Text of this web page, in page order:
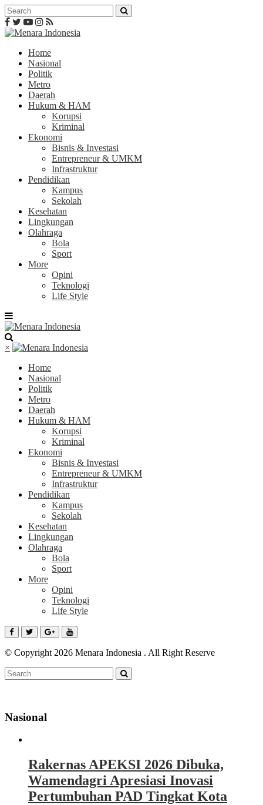
Home
Nasional
Politik
Metro
Daerah
Hukum & HAM
Korupsi
Kriminal
Ekonomi
Bisnis & Investasi
Entrepreneur & UMKM
Infrastruktur
Pendidikan
Kampus
Sekolah
Kesehatan
Lingkungan
Olahraga
Bola
Sport
More
Opini
Teknologi
Life Style
×
Home
Nasional
Politik
Metro
Daerah
Hukum & HAM
Korupsi
Kriminal
Ekonomi
Bisnis & Investasi
Entrepreneur & UMKM
Infrastruktur
Pendidikan
Kampus
Sekolah
Kesehatan
Lingkungan
Olahraga
Bola
Sport
More
Opini
Teknologi
Life Style
© Copyright 2026 Menara Indonesia . All Right Reserve
Nasional
Rakernas APEKSI 2026 Dibuka,
Wamendagri Apresiasi Inovasi
Pertumbuhan PAD Tingkat Kota